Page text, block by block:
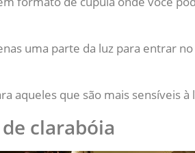
uma parte da luz para entrar
aqueles que são mais sensíveis à
clarabóia